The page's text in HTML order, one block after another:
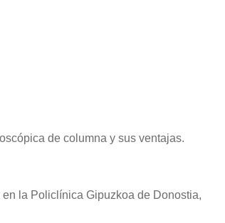
de columna y sus ventajas.
la Policlínica Gipuzkoa de Donostia,